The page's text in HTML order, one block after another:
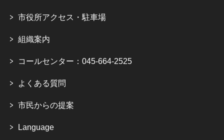
市役所アクセス・駐車場
組織案内
コールセンター：045-664-2525
よくある質問
市民からの提案
Language